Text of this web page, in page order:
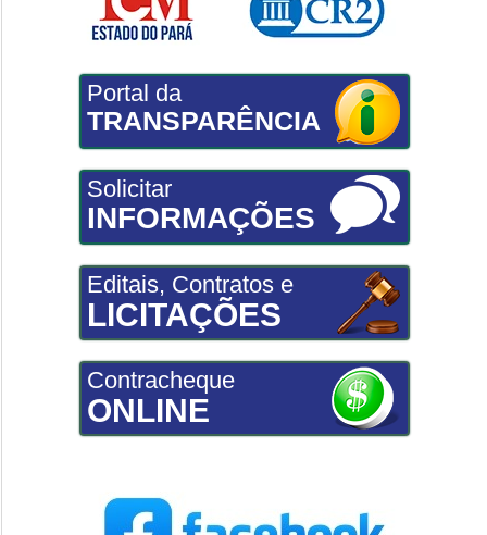
Portal da
TRANSPARÊNCIA
Solicitar
INFORMAÇÕES
Editais, Contratos e
LICITAÇÕES
Contracheque
ONLINE